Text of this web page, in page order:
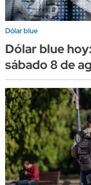
Dólar blue
Dólar blue
sábado 8 de